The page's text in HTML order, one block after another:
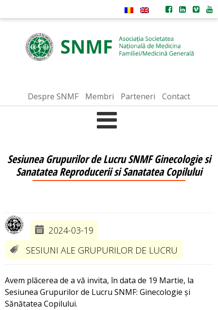
Despre SNMF Membri Parteneri Contact
Sesiunea Grupurilor de Lucru SNMF Ginecologie si
Sanatatea Reproducerii si Sanatatea Copilului
2024-03-19
SESIUNI ALE GRUPURILOR DE LUCRU
Avem plăcerea de a vă invita, în data de 19 Martie, la
Sesiunea Grupurilor de Lucru SNMF: Ginecologie și
Sănătatea Copilului.